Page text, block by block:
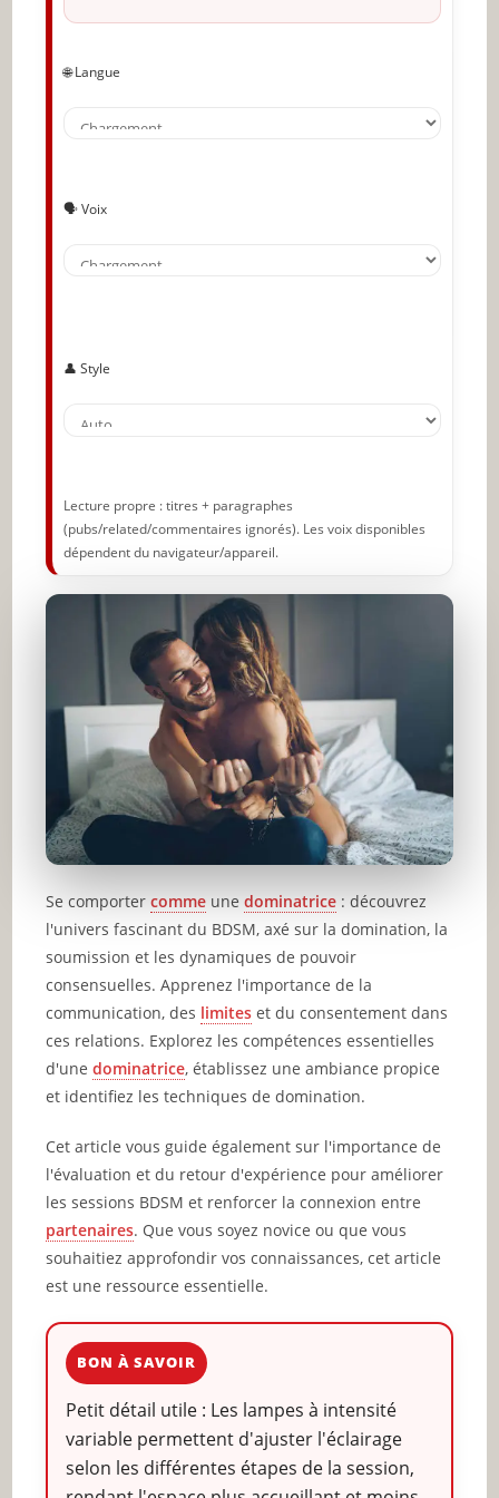
🌐 Langue
🗣️ Voix
👤 Style
Lecture propre : titres + paragraphes
(pubs/related/commentaires ignorés). Les voix disponibles
dépendent du navigateur/appareil.
Se comportercomme unedominatrice : découvrez
l'univers fascinant du BDSM, axé sur la domination, la
soumission et les dynamiques de pouvoir
consensuelles. Apprenez l'importance de la
communication, des limites et du consentement dans
ces relations. Explorez les compétences essentielles
d'unedominatrice, établissez une ambiance propice
et identifiez les techniques de domination.
Cet article vous guide également sur l'importance de
l'évaluation et du retour d'expérience pour améliorer
les sessions BDSM et renforcer la connexion entre
partenaires. Que vous soyez novice ou que vous
souhaitiez approfondir vos connaissances, cet article
est une ressource essentielle.
BON À SAVOIR
Petit détail utile : Les lampes à intensité
variable permettent d'ajuster l'éclairage
selon les différentes étapes de la session,